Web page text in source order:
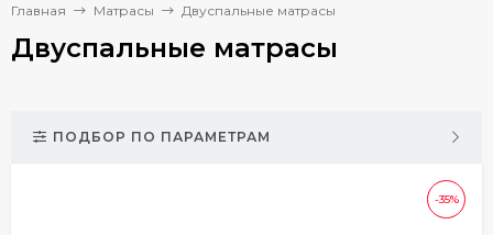
Главная Матрасы Двуспальные матрасы
Двуспальные матрасы
ПОДБОР ПО ПАРАМЕТРАМ
-35%